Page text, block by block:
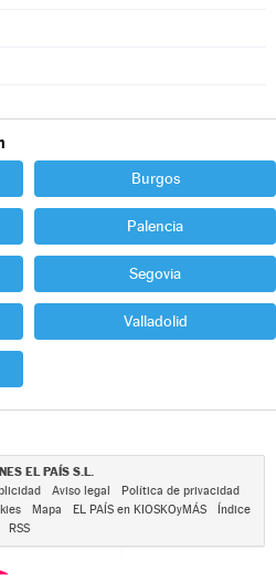
Burgos
Palencia
Segovia
Valladolid
EL PAÍS S.L.
Aviso legal
Política de privacidad
Mapa EL PAÍS en KIOSKOyMÁS
Índice
RSS